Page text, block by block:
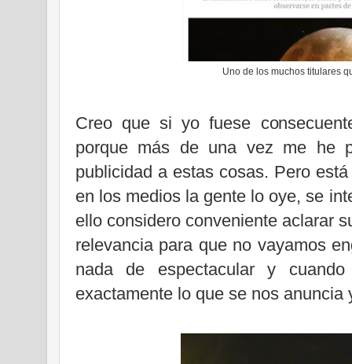
Uno de los muchos titulares
Creo que si yo fuese
porque más de una vez me he
publicidad a estas cosas. Pero
en los medios la gente lo oye, se
ello considero conveniente aclarar
relevancia para que no vayamos
nada de espectacular y
exactamente lo que se nos